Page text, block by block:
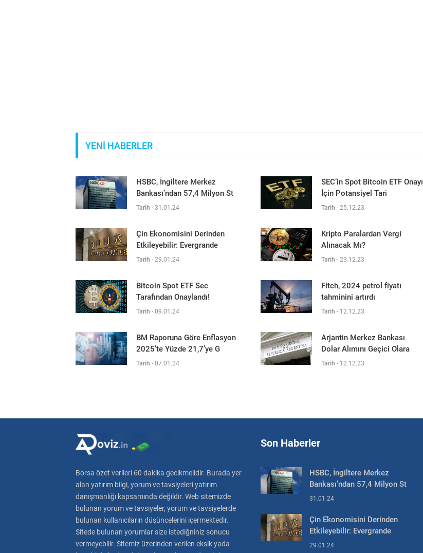
YENİ HABERLER
HSBC, İngiltere Merkez
Bankası’ndan 57,4 Milyon St
Tarih - 31.01.24
Çin Ekonomisini Derinden
Etkileyebilir: Evergrande
Tarih - 29.01.24
Bitcoin Spot ETF Sec
Tarafından Onaylandı!
Tarih - 09.01.24
BM Raporuna Göre Enflasyon
2025’te Yüzde 21,7’ye G
Tarih - 07.01.24
SEC’in Spot Bitcoin ETF Onayı
İçin Potansiyel Tari
Tarih - 25.12.23
Kripto Paralardan Vergi
Alınacak Mı?
Tarih - 23.12.23
Fitch, 2024 petrol fiyatı
tahminini artırdı
Tarih - 12.12.23
Arjantin Merkez Bankası
Dolar Alımını Geçici Olara
Tarih - 12.12.23
Borsa özet verileri 60 dakika gecikmelidir. Burada yer
alan yatırım bilgi, yorum ve tavsiyeleri yatırım
danışmanlığı kapsamında değildir. Web sitemizde
bulunan yorum ve tavsiyeler, yorum ve tavsiyelerde
bulunan kullanıcıların düşüncelerini içermektedir.
Sitede bulunan yorumlar size istediğniniz sonucu
vermeyebilir. Sitemiz üzerinden verilen eksik yada
Son Haberler
HSBC, İngiltere Merkez
Bankası’ndan 57,4 Milyon St
31.01.24
Çin Ekonomisini Derinden
Etkileyebilir: Evergrande
29.01.24